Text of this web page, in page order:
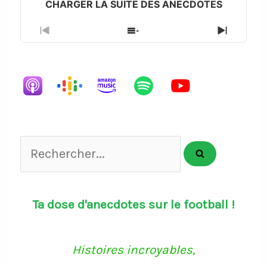
Previous
Episode
Show
Episodes
Next
Episode
Rechercher...
Ta dose d'anecdotes sur le football !
Histoires incroyables,